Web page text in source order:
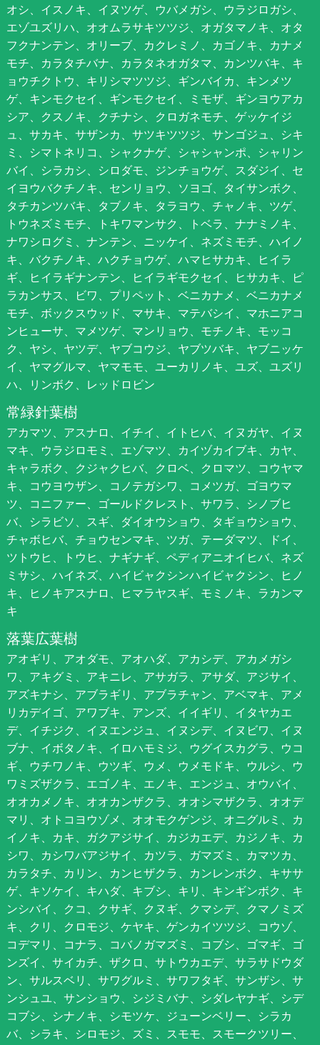
オシ、イスノキ、イヌツゲ、ウバメガシ、ウラジロガシ、
エゾユズリハ、オオムラサキツツジ、オガタマノキ、オタ
フクナンテン、オリーブ、カクレミノ、カゴノキ、カナメ
モチ、カラタチバナ、カラタネオガタマ、カンツバキ、キ
ョウチクトウ、キリシマツツジ、ギンバイカ、キンメツ
ゲ、キンモクセイ、ギンモクセイ、ミモザ、ギンヨウアカ
シア、クスノキ、クチナシ、クロガネモチ、ゲッケイジ
ュ、サカキ、サザンカ、サツキツツジ、サンゴジュ、シキ
ミ、シマトネリコ、シャクナゲ、シャシャンポ、シャリン
バイ、シラカシ、シロダモ、ジンチョウゲ、スダジイ、セ
イヨウバクチノキ、センリョウ、ソヨゴ、タイサンボク、
タチカンツバキ、タブノキ、タラヨウ、チャノキ、ツゲ、
トウネズミモチ、トキワマンサク、トベラ、ナナミノキ、
ナワシログミ、ナンテン、ニッケイ、ネズミモチ、ハイノ
キ、バクチノキ、ハクチョウゲ、ハマヒサカキ、ヒイラ
ギ、ヒイラギナンテン、ヒイラギモクセイ、ヒサカキ、ピ
ラカンサス、ビワ、プリペット、ベニカナメ、ベニカナメ
モチ、ボックスウッド、マサキ、マテバシイ、マホニアコ
ンヒューサ、マメツゲ、マンリョウ、モチノキ、モッコ
ク、ヤシ、ヤツデ、ヤブコウジ、ヤブツバキ、ヤブニッケ
イ、ヤマグルマ、ヤマモモ、ユーカリノキ、ユズ、ユズリ
ハ、リンボク、レッドロビン
常緑針葉樹
アカマツ、アスナロ、イチイ、イトヒバ、イヌガヤ、イヌ
マキ、ウラジロモミ、エゾマツ、カイヅカイブキ、カヤ、
キャラボク、クジャクヒバ、クロベ、クロマツ、コウヤマ
キ、コウヨウザン、コノテガシワ、コメツガ、ゴヨウマ
ツ、コニファー、ゴールドクレスト、サワラ、シノブヒ
バ、シラビソ、スギ、ダイオウショウ、タギョウショウ、
チャボヒバ、チョウセンマキ、ツガ、テーダマツ、ドイ、
ツトウヒ、トウヒ、ナギナギ、ペディアニオイヒバ、ネズ
ミサシ、ハイネズ、ハイビャクシンハイビャクシン、ヒノ
キ、ヒノキアスナロ、ヒマラヤスギ、モミノキ、ラカンマ
キ
落葉広葉樹
アオギリ、アオダモ、アオハダ、アカシデ、アカメガシ
ワ、アキグミ、アキニレ、アサガラ、アサダ、アジサイ、
アズキナシ、アブラギリ、アブラチャン、アベマキ、アメ
リカデイゴ、アワブキ、アンズ、イイギリ、イタヤカエ
デ、イチジク、イヌエンジュ、イヌシデ、イヌビワ、イヌ
ブナ、イボタノキ、イロハモミジ、ウグイスカグラ、ウコ
ギ、ウチワノキ、ウツギ、ウメ、ウメモドキ、ウルシ、ウ
ワミズザクラ、エゴノキ、エノキ、エンジュ、オウバイ、
オオカメノキ、オオカンザクラ、オオシマザクラ、オオデ
マリ、オトコヨウゾメ、オオモクゲンジ、オニグルミ、カ
イノキ、カキ、ガクアジサイ、カジカエデ、カジノキ、カ
シワ、カシワバアジサイ、カツラ、ガマズミ、カマツカ、
カラタチ、カリン、カンヒザクラ、カンレンボク、キササ
ゲ、キソケイ、キハダ、キブシ、キリ、キンギンボク、キ
ンシバイ、クコ、クサギ、クヌギ、クマシデ、クマノミズ
キ、クリ、クロモジ、ケヤキ、ゲンカイツツジ、コウゾ、
コデマリ、コナラ、コバノガマズミ、コブシ、ゴマギ、ゴ
ンズイ、サイカチ、ザクロ、サトウカエデ、サラサドウダ
ン、サルスベリ、サワグルミ、サワフタギ、サンザシ、サ
ンシュユ、サンショウ、シジミバナ、シダレヤナギ、シデ
コブシ、シナノキ、シモツケ、ジューンベリー、シラカ
バ、シラキ、シロモジ、ズミ、スモモ、スモークツリー、